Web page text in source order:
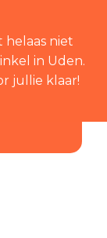
helaas niet
in Uden.
jullie klaar!